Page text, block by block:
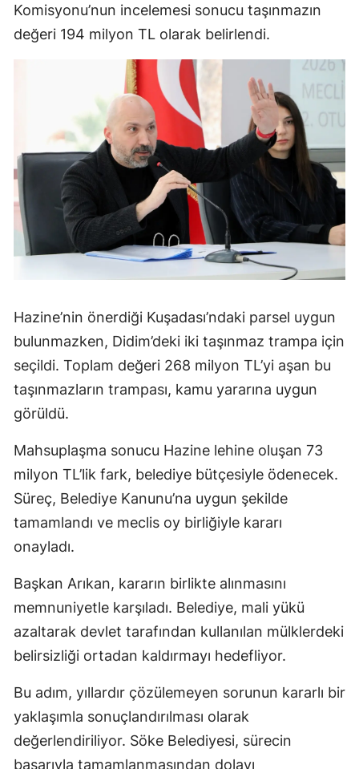
Komisyonu’nun incelemesi sonucu taşınmazın
değeri 194 milyon TL olarak belirlendi.
Hazine’nin önerdiği Kuşadası’ndaki parsel uygun
bulunmazken, Didim’deki iki taşınmaz trampa için
seçildi. Toplam değeri 268 milyon TL’yi aşan bu
taşınmazların trampası, kamu yararına uygun
görüldü.
Mahsuplaşma sonucu Hazine lehine oluşan 73
milyon TL’lik fark, belediye bütçesiyle ödenecek.
Süreç, Belediye Kanunu’na uygun şekilde
tamamlandı ve meclis oy birliğiyle kararı
onayladı.
Başkan Arıkan, kararın birlikte alınmasını
memnuniyetle karşıladı. Belediye, mali yükü
azaltarak devlet tarafından kullanılan mülklerdeki
belirsizliği ortadan kaldırmayı hedefliyor.
Bu adım, yıllardır çözülemeyen sorunun kararlı bir
yaklaşımla sonuçlandırılması olarak
değerlendiriliyor. Söke Belediyesi, sürecin
başarıyla tamamlanmasından dolayı